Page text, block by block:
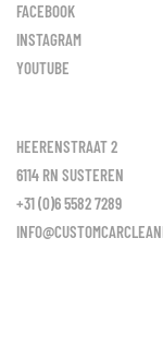
FACEBOOK
INSTAGRAM
YOUTUBE
HEERENSTRAAT 2
6114 RN SUSTEREN
+31 (0)6 5582 7289